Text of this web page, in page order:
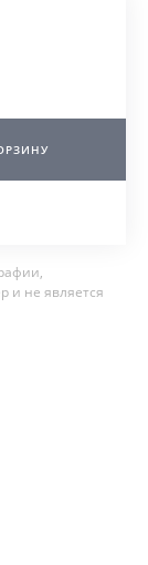
и не является